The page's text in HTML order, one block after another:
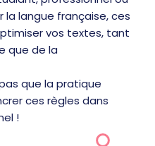
langue française, ces
vos textes, tant
que de la
pas que la pratique
ces règles dans
!